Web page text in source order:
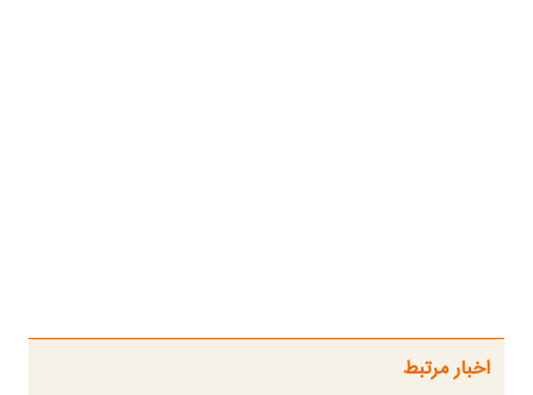
اخبار مرتبط